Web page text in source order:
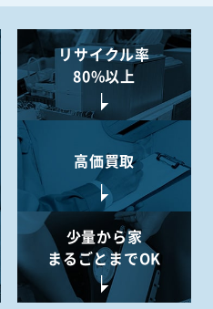
リサイクル率
80%以上
高価買取
少量から家
まるごとまでOK